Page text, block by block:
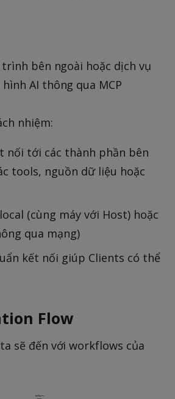
bên ngoài hoặc dịch vụ
AI thông qua MCP
nhiệm:
nối tới các thành phần bên
tools, nguồn dữ liệu hoặc
(cùng máy với Host) hoặc
qua mạng)
kết nối giúp Clients có thể
Flow
sẽ đến với workflows của